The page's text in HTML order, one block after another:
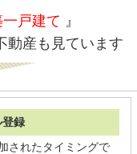
戸建て 』
動産も見ています
登録
されたタイミングで